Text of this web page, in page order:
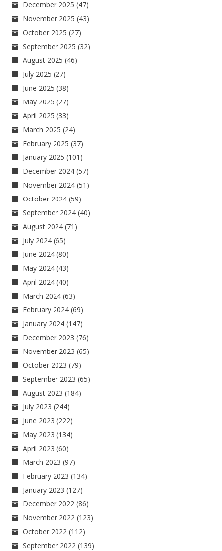
December 2025 (47)
November 2025 (43)
October 2025 (27)
September 2025 (32)
August 2025 (46)
July 2025 (27)
June 2025 (38)
May 2025 (27)
April 2025 (33)
March 2025 (24)
February 2025 (37)
January 2025 (101)
December 2024 (57)
November 2024 (51)
October 2024 (59)
September 2024 (40)
August 2024 (71)
July 2024 (65)
June 2024 (80)
May 2024 (43)
April 2024 (40)
March 2024 (63)
February 2024 (69)
January 2024 (147)
December 2023 (76)
November 2023 (65)
October 2023 (79)
September 2023 (65)
August 2023 (184)
July 2023 (244)
June 2023 (222)
May 2023 (134)
April 2023 (60)
March 2023 (97)
February 2023 (134)
January 2023 (127)
December 2022 (86)
November 2022 (123)
October 2022 (112)
September 2022 (139)